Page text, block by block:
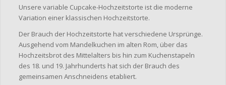
Unsere variable Cupcake-Hochzeitstorte ist die moderne
Variation einer klassischen Hochzeitstorte.
Der Brauch der Hochzeitstorte hat verschiedene Ursprünge.
Ausgehend vom Mandelkuchen im alten Rom, über das
Hochzeitsbrot des Mittelalters bis hin zum Kuchenstapeln
des 18. und 19. Jahrhunderts hat sich der Brauch des
gemeinsamen Anschneidens etabliert.